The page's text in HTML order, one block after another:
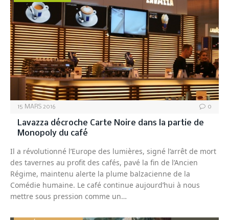
15 MARS 2016 0
Lavazza décroche Carte Noire dans la partie de
Monopoly du café
Il a révolutionné l’Europe des lumières, signé l’arrêt de mort
des tavernes au profit des cafés, pavé la fin de l’Ancien
Régime, maintenu alerte la plume balzacienne de la
Comédie humaine. Le café continue aujourd’hui à nous
mettre sous pression comme un…